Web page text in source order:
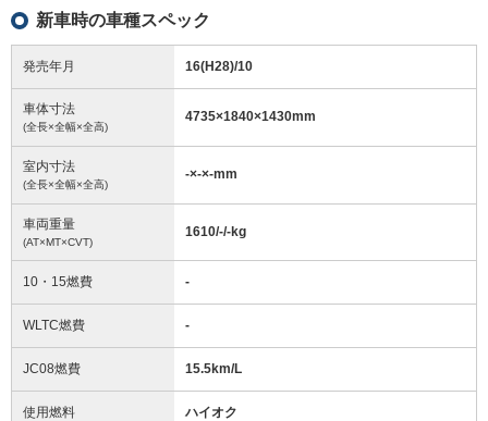
新車時の車種スペック
発売年月 16(H28)/10
車体寸法
(全長×全幅×全高)
4735×1840×1430mm
室内寸法
(全長×全幅×全高)
-×-×-mm
車両重量
(AT×MT×CVT)
1610/-/-kg
10・15燃費 -
WLTC燃費 -
JC08燃費 15.5km/L
使用燃料 ハイオク